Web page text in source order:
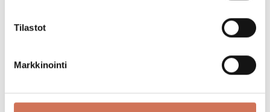
Tilastot
Markkinointi
Lämpimästi tervetuloa juhlimaan uuden liiketilamme
1v synttäreitä!